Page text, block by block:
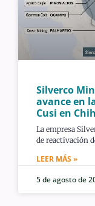
Silverco
avance en
Cusi en
La empresa
de reactivación
LEER MÁS »
5 de agosto de